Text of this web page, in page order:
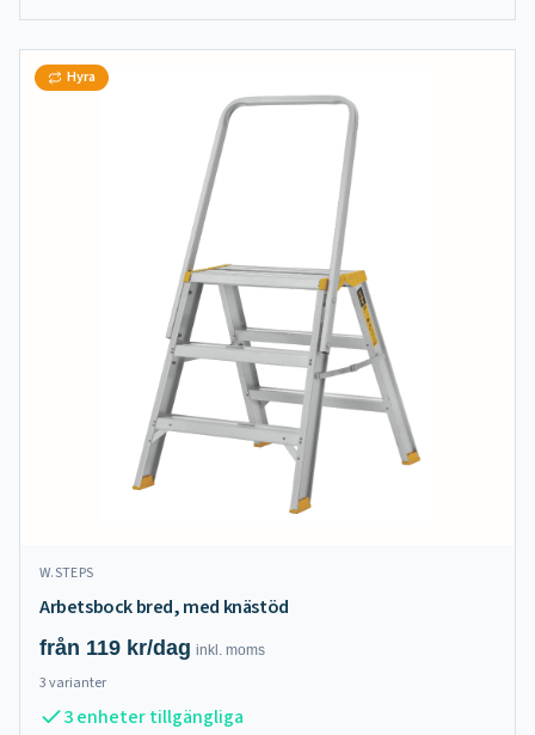
Hyra
W.STEPS
Arbetsbock bred, med knästöd
från 119 kr/dag inkl. moms
3varianter
3 enheter tillgängliga